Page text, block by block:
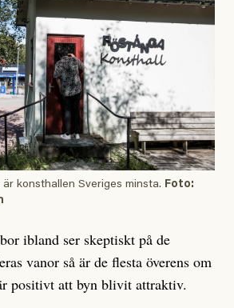
konsthallen Sveriges minsta. Foto:
ibland ser skeptiskt på de
vanor så är de flesta överens om
positivt att byn blivit attraktiv.